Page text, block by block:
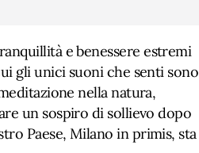
e benessere estremi
gli unici suoni che senti sono
nella natura,
un sospiro di sollievo dopo
Paese, Milano in primis, sta